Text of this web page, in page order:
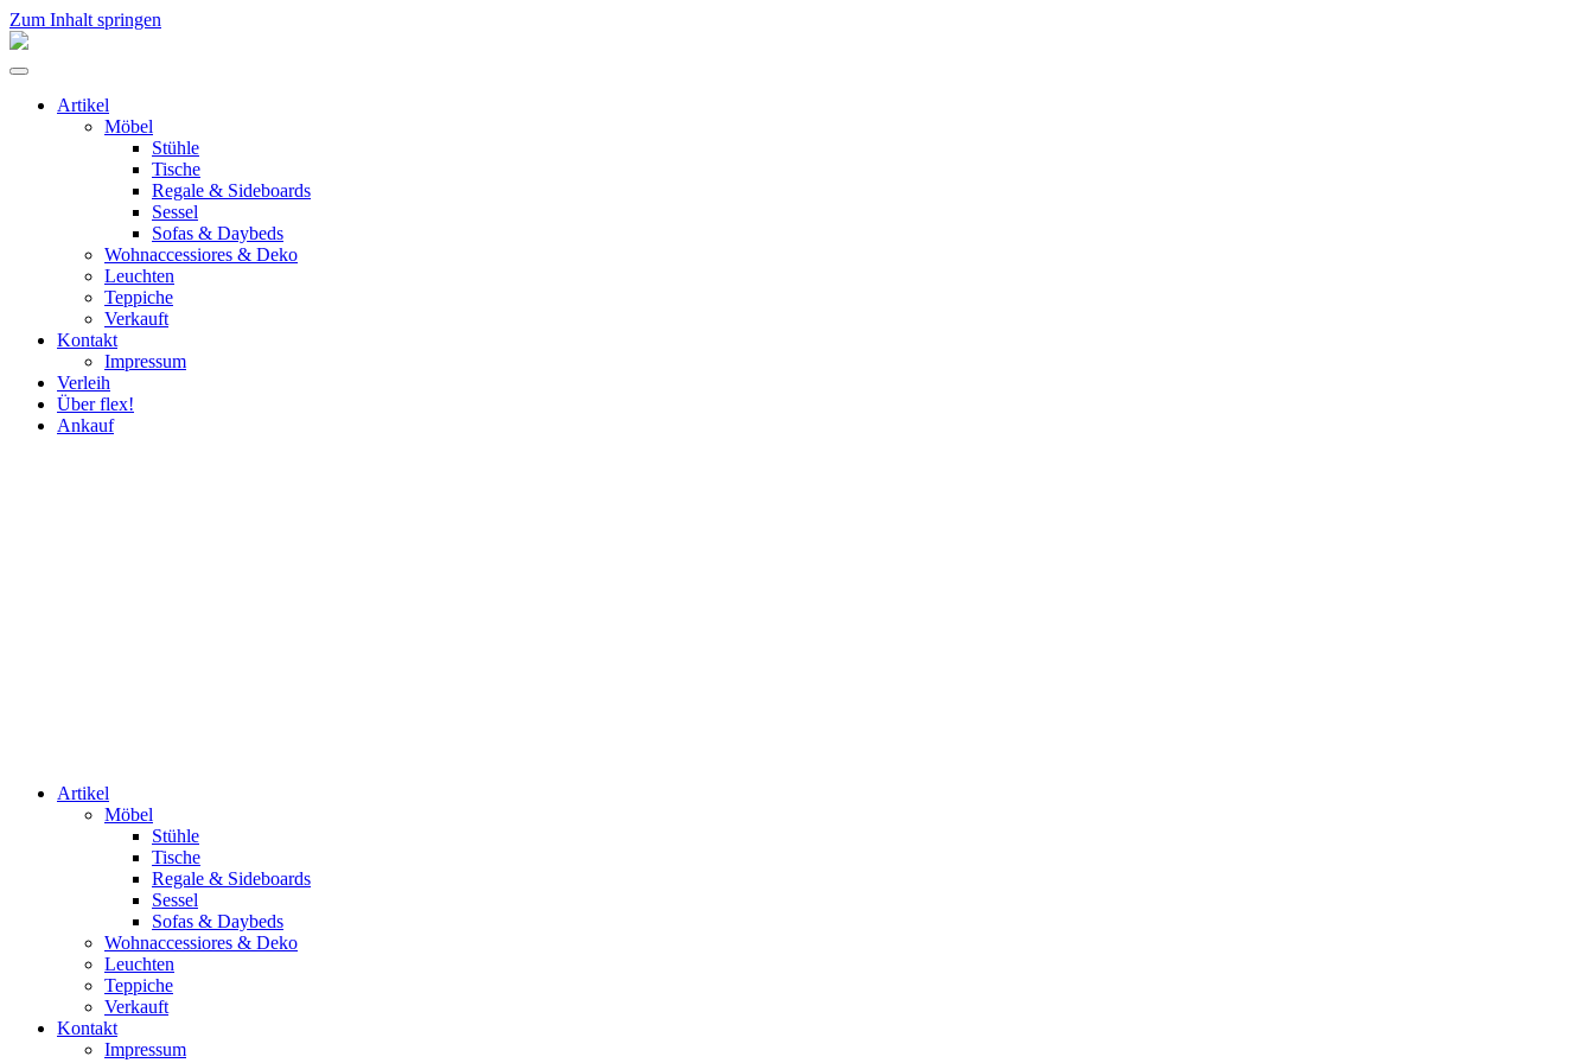
Zum Inhalt springen
flex!
vintage
Menü
umschalten
Artikel
Möbel
Stühle
Tische
Regale & Sideboards
Sessel
Sofas & Daybeds
Wohnaccessiores & Deko
Leuchten
Teppiche
Verkauft
Kontakt
Impressum
Verleih
Über flex!
Ankauf
Artikel
Möbel
Stühle
Tische
Regale & Sideboards
Sessel
Sofas & Daybeds
Wohnaccessiores & Deko
Leuchten
Teppiche
Verkauft
Kontakt
Impressum